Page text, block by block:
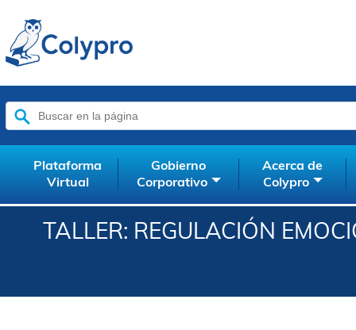
Buscar:
Plataforma
Virtual
Gobierno
Corporativo
Acerca de
Colypro
TALLER: REGULACIÓN